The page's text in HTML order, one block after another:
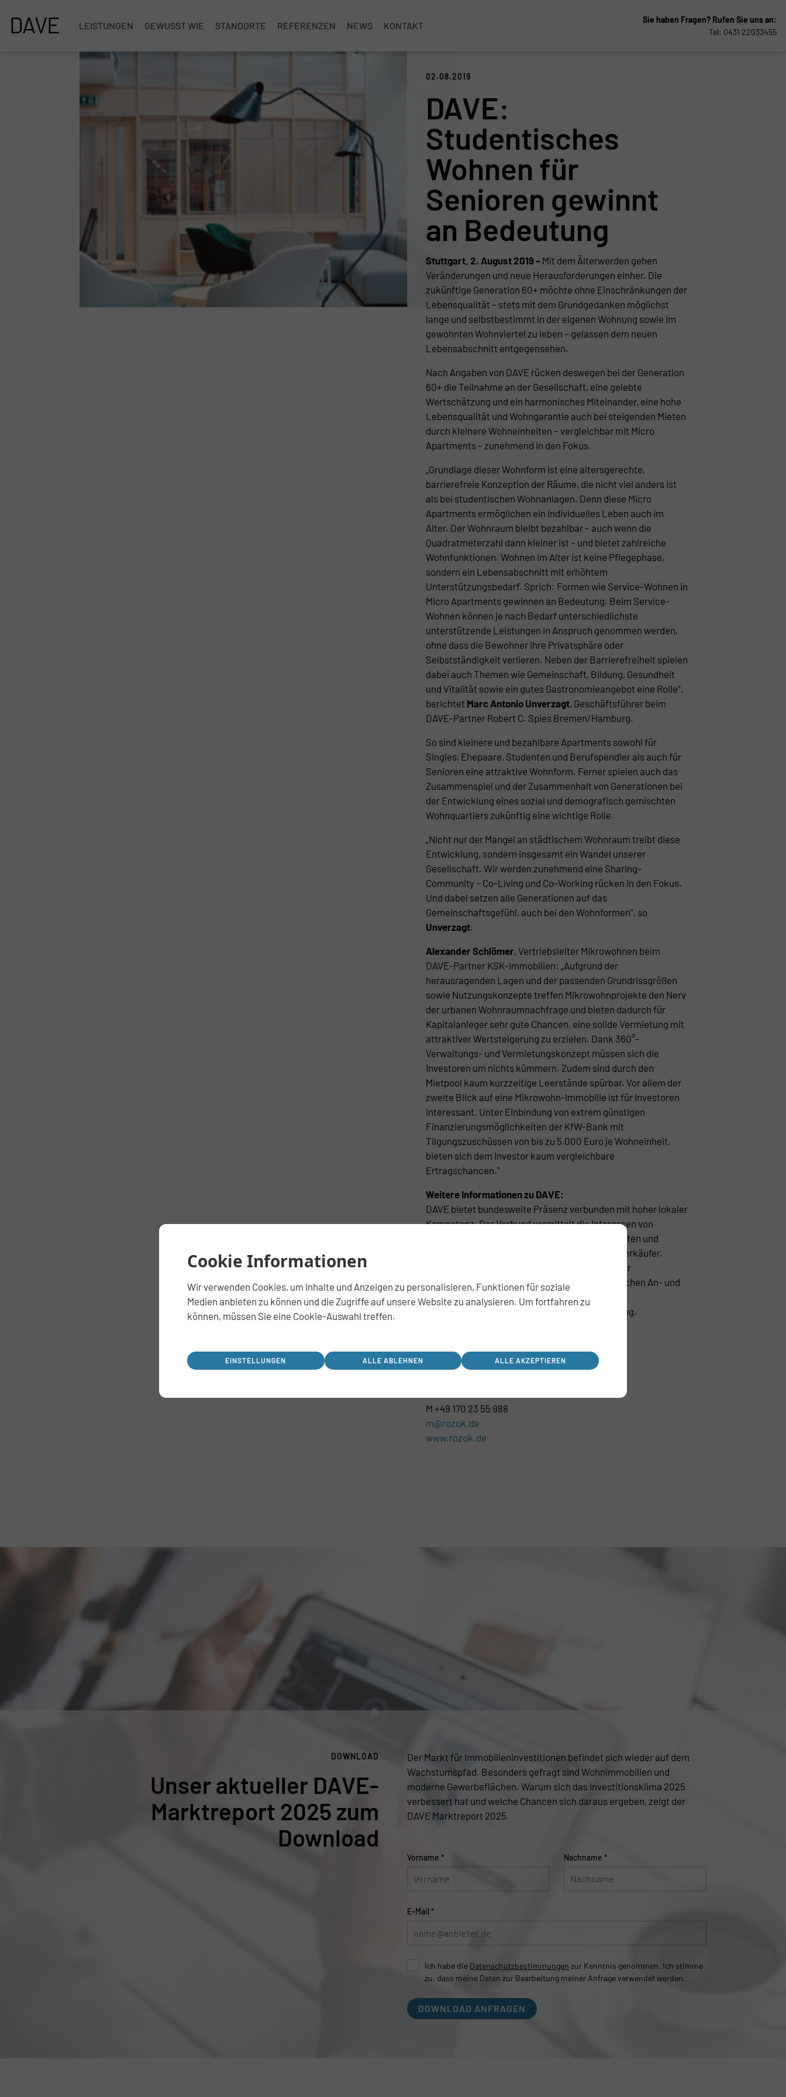
DAVE LEISTUNGEN GEWUSST WIE STANDORTE REFERENZEN NEWS KONTAKT
Sie haben Fragen? Rufen Sie uns an:
Tel: 0431 22033455
02.08.2019
DAVE:
Studentisches
Wohnen für
Senioren gewinnt
an Bedeutung
Stuttgart, 2. August 2019 – Mit dem Älterwerden gehen
Veränderungen und neue Herausforderungen einher. Die
zukünftige Generation 60+ möchte ohne Einschränkungen der
Lebensqualität – stets mit dem Grundgedanken möglichst
lange und selbstbestimmt in der eigenen Wohnung sowie im
gewohnten Wohnviertel zu leben – gelassen dem neuen
Lebensabschnitt entgegensehen.
Nach Angaben von DAVE rücken deswegen bei der Generation
60+ die Teilnahme an der Gesellschaft, eine gelebte
Wertschätzung und ein harmonisches Miteinander, eine hohe
Lebensqualität und Wohngarantie auch bei steigenden Mieten
durch kleinere Wohneinheiten – vergleichbar mit Micro
Apartments – zunehmend in den Fokus.
„Grundlage dieser Wohnform ist eine altersgerechte,
barrierefreie Konzeption der Räume, die nicht viel anders ist
als bei studentischen Wohnanlagen. Denn diese Micro
Apartments ermöglichen ein individuelles Leben auch im
Alter. Der Wohnraum bleibt bezahlbar – auch wenn die
Quadratmeterzahl dann kleiner ist – und bietet zahlreiche
Wohnfunktionen. Wohnen im Alter ist keine Pflegephase,
sondern ein Lebensabschnitt mit erhöhtem
Unterstützungsbedarf. Sprich: Formen wie Service-Wohnen in
Micro Apartments gewinnen an Bedeutung. Beim Service-
Wohnen können je nach Bedarf unterschiedlichste
unterstützende Leistungen in Anspruch genommen werden,
ohne dass die Bewohner ihre Privatsphäre oder
Selbstständigkeit verlieren. Neben der Barrierefreiheit spielen
dabei auch Themen wie Gemeinschaft, Bildung, Gesundheit
und Vitalität sowie ein gutes Gastronomieangebot eine Rolle“,
berichtet Marc Antonio Unverzagt, Geschäftsführer beim
DAVE-Partner Robert C. Spies Bremen/Hamburg.
So sind kleinere und bezahlbare Apartments sowohl für
Singles, Ehepaare, Studenten und Berufspendler als auch für
Senioren eine attraktive Wohnform. Ferner spielen auch das
Zusammenspiel und der Zusammenhalt von Generationen bei
der Entwicklung eines sozial und demografisch gemischten
Wohnquartiers zukünftig eine wichtige Rolle.
„Nicht nur der Mangel an städtischem Wohnraum treibt diese
Entwicklung, sondern insgesamt ein Wandel unserer
Gesellschaft. Wir werden zunehmend eine Sharing-
Community – Co-Living und Co-Working rücken in den Fokus.
Und dabei setzen alle Generationen auf das
Gemeinschaftsgefühl, auch bei den Wohnformen“, so
Unverzagt.
Alexander Schlömer, Vertriebsleiter Mikrowohnen beim
DAVE-Partner KSK-Immobilien: „Aufgrund der
herausragenden Lagen und der passenden Grundrissgrößen
sowie Nutzungskonzepte treffen Mikrowohnprojekte den Nerv
der urbanen Wohnraumnachfrage und bieten dadurch für
Kapitalanleger sehr gute Chancen, eine solide Vermietung mit
attraktiver Wertsteigerung zu erzielen. Dank 360°-
Verwaltungs- und Vermietungskonzept müssen sich die
Investoren um nichts kümmern. Zudem sind durch den
Mietpool kaum kurzzeitige Leerstände spürbar. Vor allem der
zweite Blick auf eine Mikrowohn-Immobilie ist für Investoren
interessant. Unter Einbindung von extrem günstigen
Finanzierungsmöglichkeiten der KfW-Bank mit
Tilgungszuschüssen von bis zu 5.000 Euro je Wohneinheit,
bieten sich dem Investor kaum vergleichbare
Ertragschancen."
Weitere Informationen zu DAVE:
DAVE bietet bundesweite Präsenz verbunden mit hoher lokaler
Kompetenz. Der Verbund vermittelt die Interessen von
Unternehmen, Institutionen, Erbengemeinschaften und
Privatpersonen sowohl als Käufer als auch als Verkäufer.
DAVE-Kunden profitieren von der Vernetzung der
Immobilienberatungsunternehmen in den Bereichen An- und
Verkauf, Marktanalysen, Objektbewertung,
Bestandsverwaltung sowie Portfolio-Optimierung.
Ansprechpartner:
Martina Rozok
M +49 170 23 55 988
m@rozok.de
www.rozok.de
DOWNLOAD
Unser aktueller DAVE-
Marktreport 2025 zum
Download
Der Markt für Immobilieninvestitionen befindet sich wieder auf dem
Wachstumspfad. Besonders gefragt sind Wohnimmobilien und
moderne Gewerbeflächen. Warum sich das Investitionsklima 2025
verbessert hat und welche Chancen sich daraus ergeben, zeigt der
DAVE Marktreport 2025.
Vorname * Nachname *
E-Mail*
Ich habe die Datenschutzbestimmungen zur Kenntnis genommen. Ich stimme
zu, dass meine Daten zur Bearbeitung meiner Anfrage verwendet werden.
DOWNLOAD ANFRAGEN
Cookie Informationen
Wir verwenden Cookies, um Inhalte und Anzeigen zu personalisieren, Funktionen für soziale
Medien anbieten zu können und die Zugriffe auf unsere Website zu analysieren. Um fortfahren zu
können, müssen Sie eine Cookie-Auswahl treffen.
EINSTELLUNGEN ALLE ABLEHNEN ALLE AKZEPTIEREN